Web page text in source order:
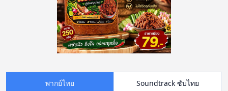
พากย์ไทย Soundtrack ซับไทย